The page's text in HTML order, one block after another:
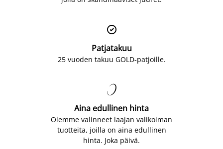

Patjatakuu
25 vuoden takuu GOLD-patjoille.

Aina edullinen hinta
Olemme valinneet laajan valikoiman
tuotteita, joilla on aina edullinen
hinta. Joka päivä.